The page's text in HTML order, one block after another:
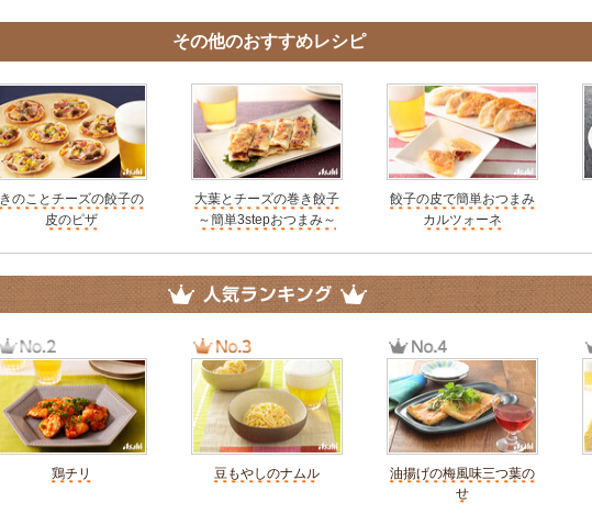
その他のおすすめレシピ
きのことチーズの餃子の
皮のピザ
大葉とチーズの巻き餃子
～簡単3stepおつまみ～
餃子の皮で簡単おつまみ
カルツォーネ
鶏チリ 豆もやしのナムル
油揚げの梅風味三つ葉の
せ